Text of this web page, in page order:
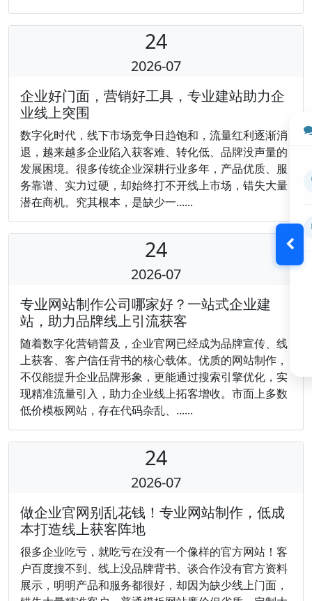
24
2026-07
企业好门面，营销好工具，专业建站助力企
业线上突围
数字化时代，线下市场竞争日趋饱和，流量红利逐渐消
退，越来越多企业陷入获客难、转化低、品牌没声量的
发展困境。很多传统企业深耕行业多年，产品优质、服
务靠谱、实力过硬，却始终打不开线上市场，错失大量
潜在商机。究其根本，是缺少一......
24
2026-07
专业网站制作公司哪家好？一站式企业建
站，助力品牌线上引流获客
随着数字化营销普及，企业官网已经成为品牌宣传、线
上获客、客户信任背书的核心载体。优质的网站制作，
不仅能提升企业品牌形象，更能通过搜索引擎优化，实
现精准流量引入，助力企业线上拓客增收。市面上多数
低价模板网站，存在代码杂乱、......
24
2026-07
做企业官网别乱花钱！专业网站制作，低成
本打造线上获客阵地
很多企业吃亏，就吃亏在没有一个像样的官方网站！客
户百度搜不到、线上没品牌背书、谈合作没有官方资料
展示，明明产品和服务都很好，却因为缺少线上门面，